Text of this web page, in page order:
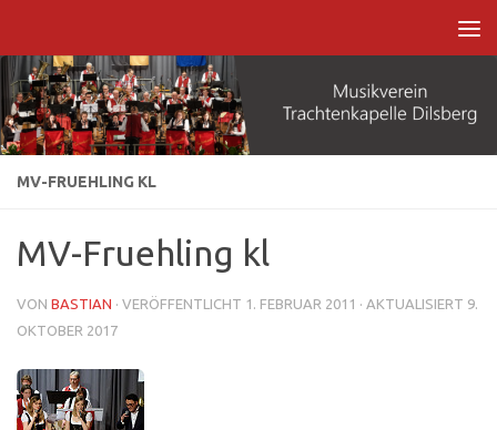
MV-FRUEHLING KL
MV-Fruehling kl
VON BASTIAN · VERÖFFENTLICHT 1. FEBRUAR 2011 · AKTUALISIERT 9.
OKTOBER 2017